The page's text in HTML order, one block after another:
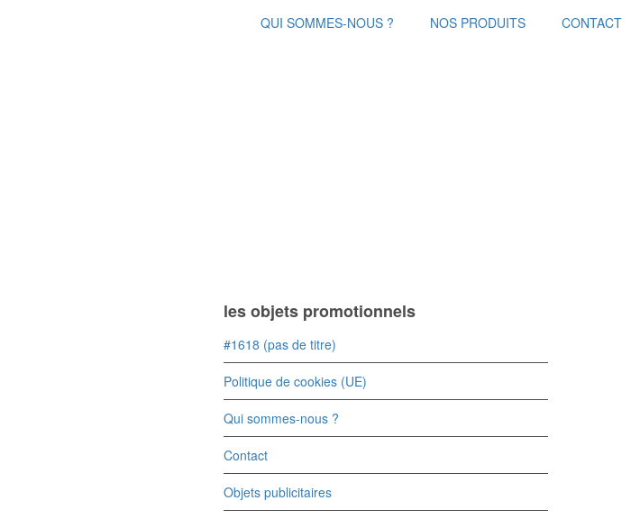
QUI SOMMES-NOUS ? NOS PRODUITS CONTACT
les objets promotionnels
#1618 (pas de titre)
Politique de cookies (UE)
Qui sommes-nous ?
Contact
Objets publicitaires